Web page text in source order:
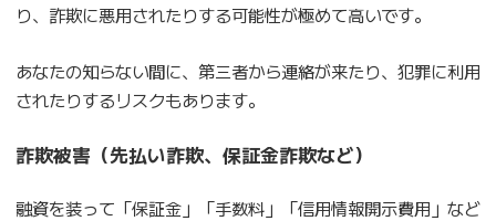
り、詐欺に悪用されたりする可能性が極めて高いです。
あなたの知らない間に、第三者から連絡が来たり、犯罪に利用
されたりするリスクもあります。
詐欺被害（先払い詐欺、保証金詐欺など）
融資を装って「保証金」「手数料」「信用情報開示費用」など